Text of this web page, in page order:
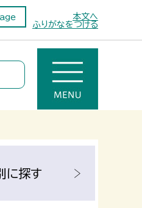
本文へ
ふりがなをつける
に探す